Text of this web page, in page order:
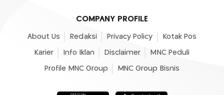
COMPANY PROFILE
About Us Redaksi Privacy Policy Kotak Pos
Karier Info Iklan Disclaimer MNC Peduli
Profile MNC Group MNC Group Bisnis